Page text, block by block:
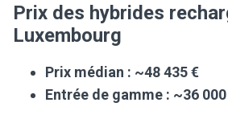
Prix des hybrides
Luxembourg
Prix médian : ~48 435 €
Entrée de gamme : ~36